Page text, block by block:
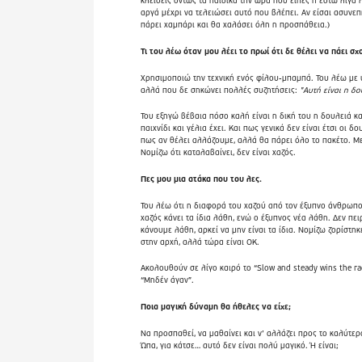
αργά μέχρι να τελειώσει αυτό που βλέπει. Αν είσαι
πάρει χαμπάρι και θα χαλάσει όλη η προσπάθεια.)
Τι του λέω όταν μου λέει το πρωί ότι δε θέλει να πάει
Χρησιμοποιώ την τεχνική ενός φίλου-μπαμπά. Του λέω
αλλά που δε σηκώνει πολλές συζητήσεις: "Αυτή είναι η
Του εξηγώ βέβαια πόσο καλή είναι η δική του η δουλειά
παιχνίδι και γέλια έχει. Και πως γενικά δεν είναι έτσι οι
πως αν θέλει αλλάζουμε, αλλά θα πάρει όλο το πακέτο.
Νομίζω ότι καταλαβαίνει, δεν είναι χαζός.
Πες μου μια ατάκα που του λες.
Του λέω ότι η διαφορά του χαζού από τον έξυπνο άνθρωπο
χαζός κάνει τα ίδια λάθη, ενώ ο έξυπνος νέα λάθη. Δεν
κάνουμε λάθη, αρκεί να μην είναι τα ίδια. Νομίζω
στην αρχή, αλλά τώρα είναι ΟΚ.
Ακολουθούν σε λίγο καιρό το “Slow and steady wins the
“Μηδέν άγαν”.
Ποια μαγική δύναμη θα ήθελες να είχε;
Να προσπαθεί, να μαθαίνει και ν’ αλλάζει προς το
Ώπα, για κάτσε… αυτό δεν είναι πολύ μαγικό. Ή είναι;